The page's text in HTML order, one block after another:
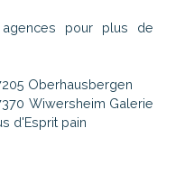
pour plus de
Oberhausbergen
Wiwersheim Galerie
d'Esprit pain